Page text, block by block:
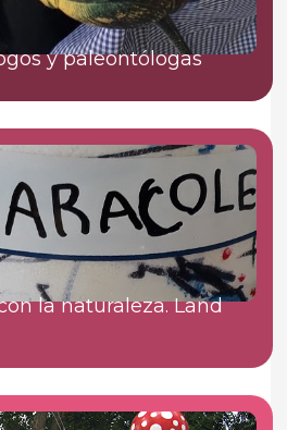
y paleontólogas
la naturaleza. Land